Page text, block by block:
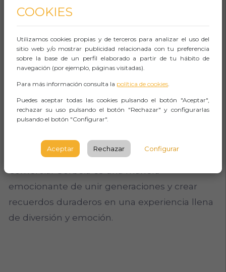
compartir momentos inolvidables en familia o
con amigos, donde tanto los pequeños como
los adultos pueden disfrutar de la emoción de
la velocidad en un ambiente seguro y
competencia amigable y permite liberar el
estrés mientras se experimenta la emoción de
las curvas y rectas de la pista. En resumen,
optar por esta actividad en el Centro
emocionante de unir generaciones y crear
recuerdos duraderos en una experiencia llena
de diversión y emoción.
COOKIES
Utilizamos cookies propias y de terceros para analizar el uso del
sitio web y/o mostrar publicidad relacionada con tu preferencia
sobre la base de un perfil elaborado a partir de tu hábito de
navegación (por ejemplo, páginas visitadas).
Para más información consulta la política de cookies.
Puedes aceptar todas las cookies pulsando el botón "Aceptar",
rechazar su uso pulsando el botón "Rechazar" y configurarlas
pulsando el botón "Configurar".
Aceptar Rechazar Configurar